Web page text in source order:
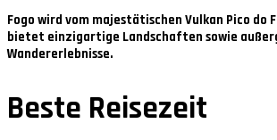
Fogo wird vom majestätischen Vulkan Pico do
bietet einzigartige Landschaften sowie
Wandererlebnisse.
Beste Reisezeit